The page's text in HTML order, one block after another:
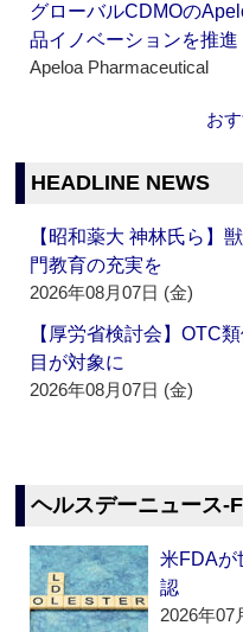
グローバルCDMOの
品イノベーションを推進
Apeloa Pharmaceutical
お
HEADLINE NEWS
【昭和薬大 神林氏ら】
門教育の充実を
2026年08月07日 (金)
【厚労省検討会】OTC
目が対象に
2026年08月07日 (金)
ヘルスデーニュース
米FDAが
認
2026年07